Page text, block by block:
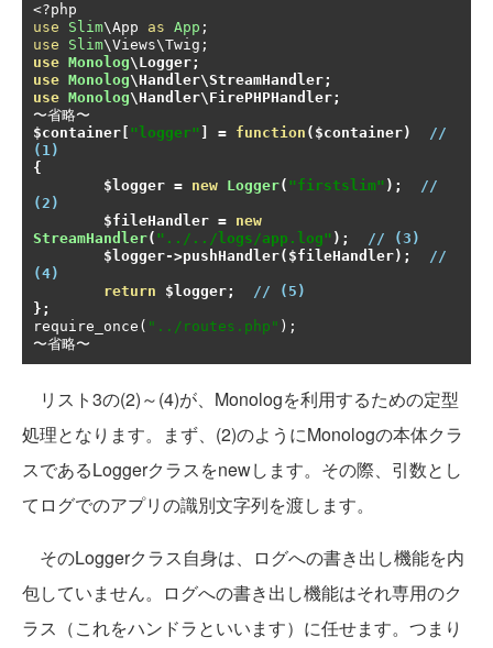
<?
use
Slim\App as App ;
use
Slim\Views\Twig ;
use Monolog\Logger;
use Monolog\Handler\StreamHandler;
use Monolog\Handler\FirePHPHandler;
〜省略〜
$container "logger" = function ( $container)
//
(1)
{
	$logger
= new Logger( "firstslim" );
//
(2)
	$fileHandler
= new
StreamHandler( "../../logs/app.log" );
// (3)
	$logger
->pushHandler( $fileHandler);
//
(4)
return $logger;
// (5)
};
require_once ( "../routes.php" );
〜省略〜
リスト3の(2)～(4)が、Monologを利用するための定型
処理となります。まず、(2)のようにMonologの本体クラ
スであるLoggerクラスをnewします。その際、引数とし
てログでのアプリの識別文字列を渡します。
そのLoggerクラス自身は、ログへの書き出し機能を内
包していません。ログへの書き出し機能はそれ専用のク
ラス（これをハンドラといいます）に任せます。つまり